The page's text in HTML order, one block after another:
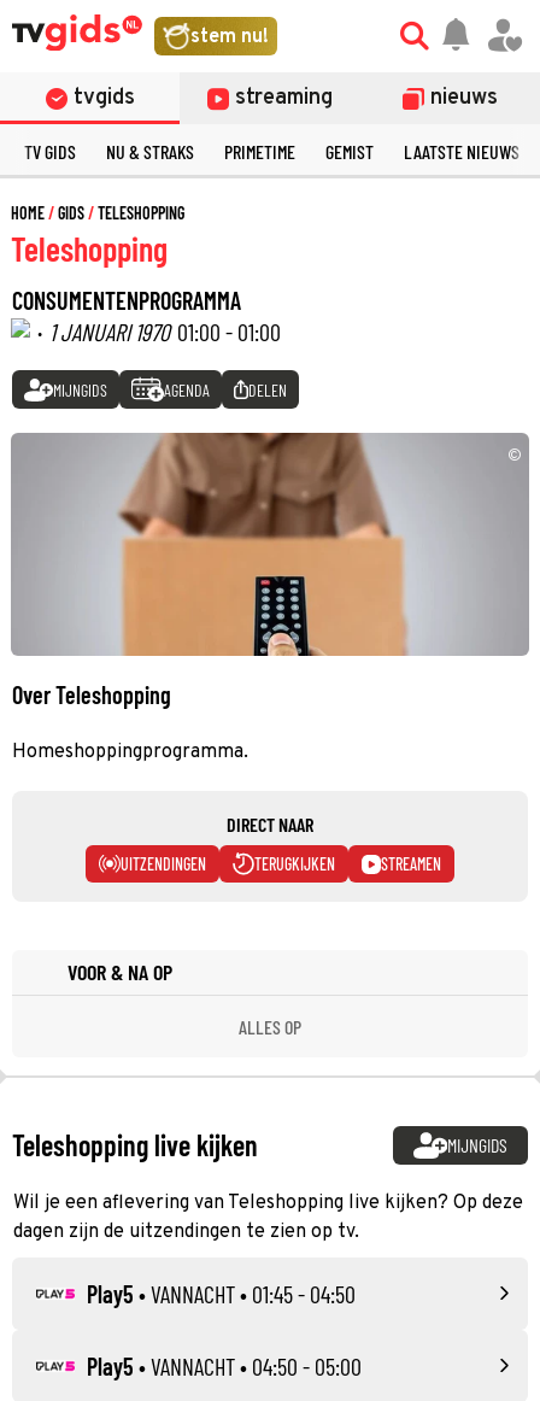
stem nu!
tvgids streaming nieuws
TV GIDS NU & STRAKS PRIMETIME GEMIST LAATSTE NIEUWS
HOME GIDS TELESHOPPING
Teleshopping
CONSUMENTENPROGRAMMA
· 1 JANUARI 1970 01:00 - 01:00
MIJNGIDS AGENDA DELEN
©
Over Teleshopping
Homeshoppingprogramma.
DIRECT NAAR
UITZENDINGEN TERUGKIJKEN STREAMEN
VOOR & NA OP
ALLES OP
Teleshopping live kijken MIJNGIDS
Wil je een aflevering van Teleshopping live kijken? Op deze
dagen zijn de uitzendingen te zien op tv.
Play5 •VANNACHT• 01:45 - 04:50
Play5 •VANNACHT• 04:50 - 05:00